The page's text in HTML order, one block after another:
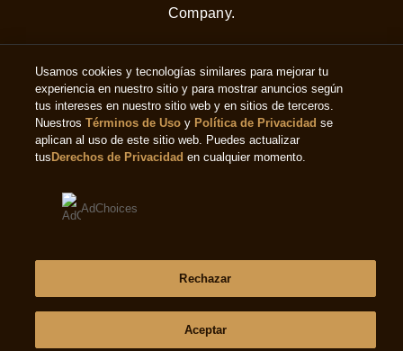
Company.
Adchoices - Do not sell or Share
consumidores estadounidenses de productos y
Usamos cookies y tecnologías similares para mejorar tu
experiencia en nuestro sitio y para mostrar anuncios según
tus intereses en nuestro sitio web y en sitios de terceros.
Nuestros Términos de Usoy Política de Privacidad se
aplican al uso de este sitio web. Puedes actualizar
tus Derechos de Privacidad en cualquier momento.
AdChoices
Rechazar
Aceptar